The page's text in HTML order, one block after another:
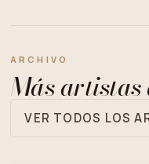
ARCHIVO
Más
VER TODOS LOS